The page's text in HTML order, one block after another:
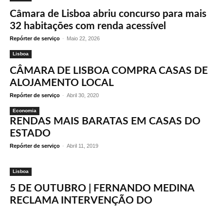
Câmara de Lisboa abriu concurso para mais
32 habitações com renda acessível
Repórter de serviço - Maio 22, 2026
Lisboa
CÂMARA DE LISBOA COMPRA CASAS DE
ALOJAMENTO LOCAL
Repórter de serviço - Abril 30, 2020
Economia
RENDAS MAIS BARATAS EM CASAS DO
ESTADO
Repórter de serviço - Abril 11, 2019
Lisboa
5 DE OUTUBRO | FERNANDO MEDINA
RECLAMA INTERVENÇÃO DO